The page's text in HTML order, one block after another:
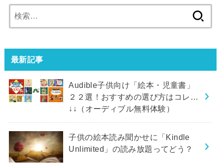
索:
最新記事
Audible子供向け「絵本・児童書」
２２選！おすすめの選び方はコレ…
↓↓（オーディブル無料体験）
子供の絵本読み聞かせに「Kindle
Unlimited」の読み放題ってどう？